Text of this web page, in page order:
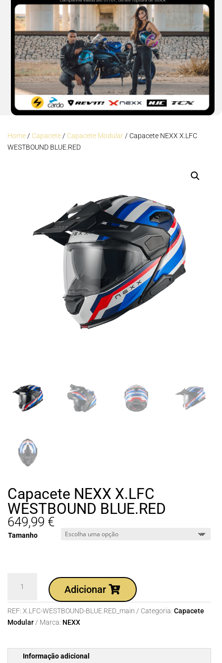
Home/ Capacete/ Capacete Modular/ Capacete NEXX X.LFC
WESTBOUND BLUE.RED
Capacete NEXX X.LFC
WESTBOUND BLUE.RED
649,99 €
Tamanho
Capacete
NEXX
X.LFC
BLUE.RED
Adicionar
REF: X.LFC-WESTBOUND-BLUE.RED_main Categoria: Capacete
Modular
Marca: NEXX
Informação adicional